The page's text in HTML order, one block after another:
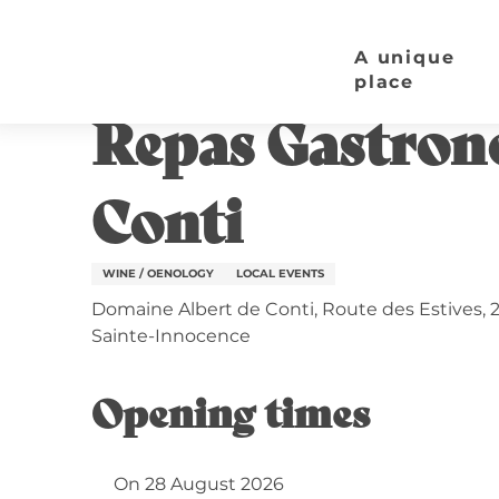
A unique
place
Friday 28 august from 18:00 to 00:00
Repas
Conti
WINE / OENOLOGY LOCAL EVENTS
Domaine Albert de Conti, Route des Estives,
Sainte-Innocence
Opening times
On 28 August 2026